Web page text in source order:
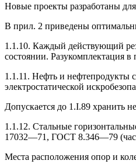
Новые проекты разработаны
В прил. 2 приведены
1.1.10. Каждый действующий
состоянии. Разукомплектация в
1.1.11. Нефть и нефтепродукты
электростатической
Допускается до 1.I.89 хранить
1.1.12. Стальные
17032—71, ГОСТ 8.346—79
Места расположения опор и